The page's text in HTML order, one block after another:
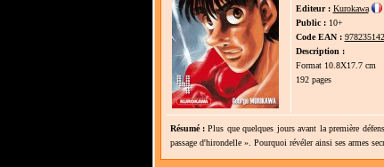
Editeur : Kurokawa
Public :10+
Code EAN :
Description :
Format 10.8X17.7 cm
192 pages
Résumé : Plus que quelques jours avant la première
passage d'hirondelle ». Pourquoi révéler ainsi ses armes